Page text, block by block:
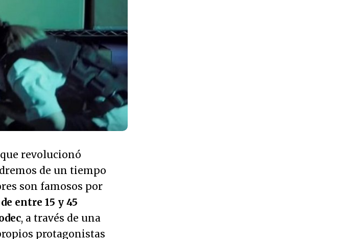
revolucionó
de un tiempo
son famosos por
de entre 15 y 45
, a través de una
protagonistas